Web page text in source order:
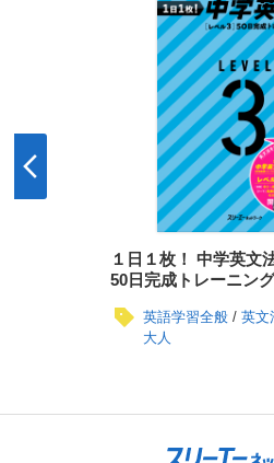
１日１枚！ 中学英文
50日完成トレーニン
英語学習全般 英文
大人